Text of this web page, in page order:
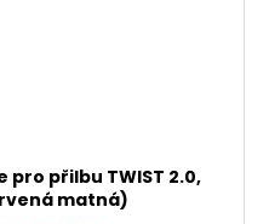
přilbu TWIST 2.0,
matná)